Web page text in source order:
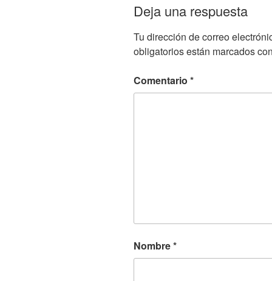
Deja una respuesta
Tu dirección de correo
obligatorios están marcados con
Comentario *
Nombre*